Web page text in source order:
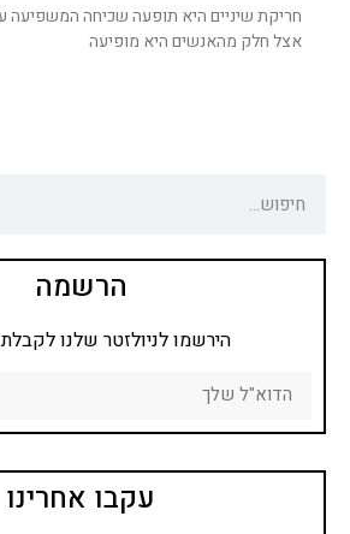
חריקת שיניים היא תופעה שכיחה המשפיעה
אצל חלק מהאנשים היא מופיעה
הרשמה
הירשמו לניולזטר שלנו
עקבו אחרינו